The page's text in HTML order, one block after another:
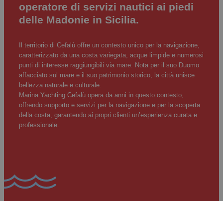
operatore di servizi nautici ai piedi
delle Madonie in Sicilia.
Il territorio di Cefalù offre un contesto unico per la navigazione,
caratterizzato da una costa variegata, acque limpide e numerosi
punti di interesse raggiungibili via mare. Nota per il suo Duomo
affacciato sul mare e il suo patrimonio storico, la città unisce
bellezza naturale e culturale.
Marina Yachting Cefalù opera da anni in questo contesto,
offrendo supporto e servizi per la navigazione e per la scoperta
della costa, garantendo ai propri clienti un’esperienza curata e
professionale.